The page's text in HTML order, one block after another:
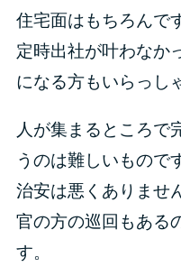
住宅面はもちろんで
定時出社が叶わなか
になる方もいらっし
人が集まるところで
うのは難しいもので
治安は悪くありませ
官の方の巡回もある
す。